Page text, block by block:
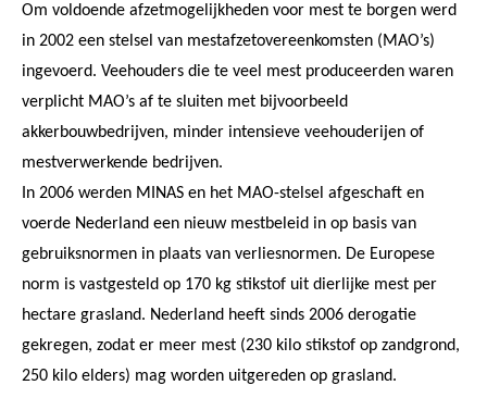
Om voldoende afzetmogelijkheden voor mest te borgen werd
in 2002 een stelsel van mestafzetovereenkomsten (MAO’s)
ingevoerd. Veehouders die te veel mest produceerden waren
verplicht MAO’s af te sluiten met bijvoorbeeld
akkerbouwbedrijven, minder intensieve veehouderijen of
mestverwerkende bedrijven.
In 2006 werden MINAS en het MAO-stelsel afgeschaft en
voerde Nederland een nieuw mestbeleid in op basis van
gebruiksnormen in plaats van verliesnormen. De Europese
norm is vastgesteld op 170 kg stikstof uit dierlijke mest per
hectare grasland. Nederland heeft sinds 2006 derogatie
gekregen, zodat er meer mest (230 kilo stikstof op zandgrond,
250 kilo elders) mag worden uitgereden op grasland.